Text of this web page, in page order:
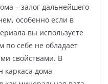
– залог дальнейшего
особенно если в
вы используете
по себе не обладает
свойствами. В
каркаса дома